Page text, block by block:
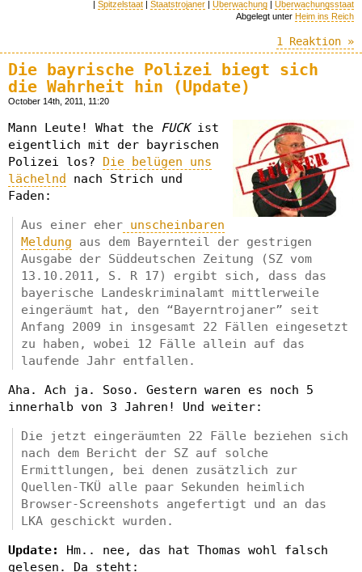
Spitzelstaat Staatstrojaner Überwachung
Überwachungsstaat
Abgelegt unter Heim ins Reich
1 Reaktion »
Die bayrische Polizei biegt sich
die Wahrheit hin (Update)
October 14th, 2011, 11:20
Mann Leute! What the FUCKist
eigentlich mit der bayrischen
Polizei los? Die belügen uns
lächelnd
nach Strich und
Faden:
Aus einer eher unscheinbaren
Meldung aus dem Bayernteil der gestrigen
Ausgabe der Süddeutschen Zeitung (SZ vom
13.10.2011, S. R 17) ergibt sich, dass das
bayerische Landeskriminalamt mittlerweile
eingeräumt hat, den “Bayerntrojaner” seit
Anfang 2009 in insgesamt 22 Fällen eingesetzt
zu haben, wobei 12 Fälle allein auf das
laufende Jahr entfallen.
Aha. Ach ja. Soso. Gestern waren es noch 5
innerhalb von 3 Jahren! Und weiter:
Die jetzt eingeräumten 22 Fälle beziehen sich
nach dem Bericht der SZ auf solche
Ermittlungen, bei denen zusätzlich zur
Quellen-TKÜ alle paar Sekunden heimlich
Browser-Screenshots angefertigt und an das
LKA geschickt wurden.
Update:
Hm.. nee, das hat Thomas wohl falsch
gelesen. Da steht: